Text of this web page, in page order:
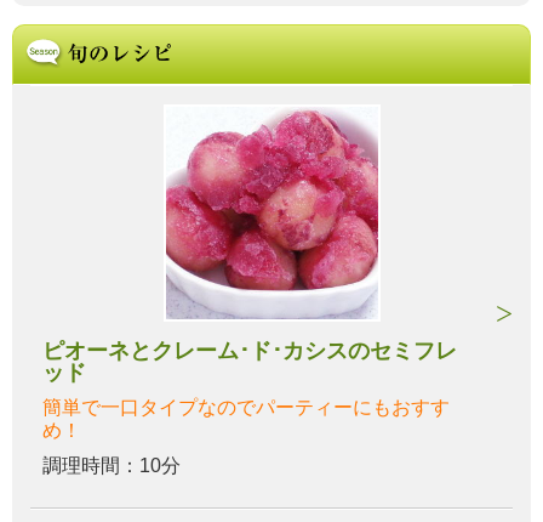
ピオーネとクレーム･ド･カシスのセミフレ
ッド
簡単で一口タイプなのでパーティーにもおすす
め！
調理時間：10分